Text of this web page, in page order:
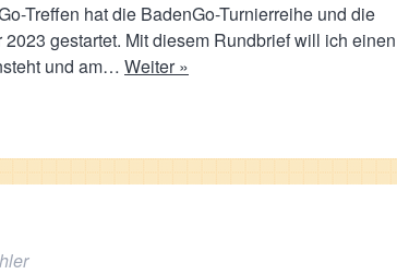
Treffen hat die BadenGo-Turnierreihe und die
gestartet. Mit diesem Rundbrief will ich einen
und am… Weiter »